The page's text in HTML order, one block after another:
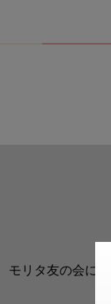
モリタ友の会に